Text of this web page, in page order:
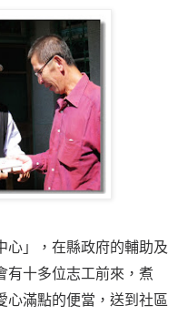
」，在縣政府的輔助及
有十多位志工前來，煮
心滿點的便當，送到社區